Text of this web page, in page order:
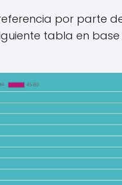
por parte
tabla en